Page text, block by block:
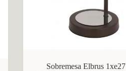
Sobremesa Elbrus 1xe27